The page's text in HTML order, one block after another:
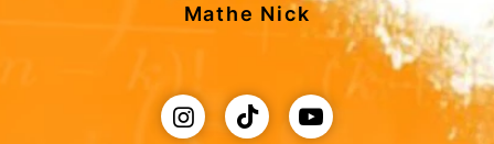
Mathe Nick